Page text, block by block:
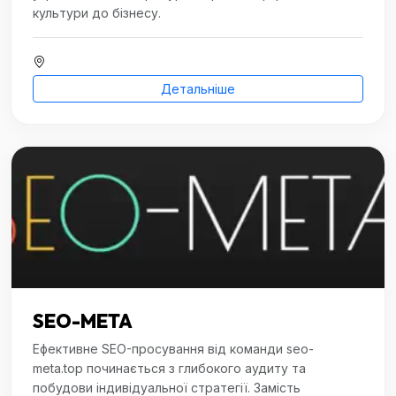
культури до бізнесу.
Детальніше
SEO-META
Ефективне SEO-просування від команди seo-
meta.top починається з глибокого аудиту та
побудови індивідуальної стратегії. Замість